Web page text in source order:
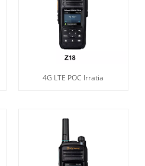
4G LTE POC Irratia